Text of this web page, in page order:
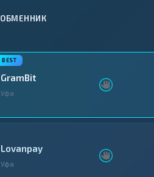
ОБМЕННИК
GramBit
Уфа
Lovanpay
Уфа